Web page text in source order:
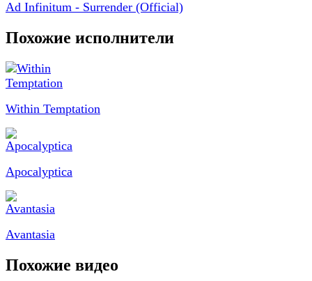
Ad Infinitum - Surrender (Official)
Похожие исполнители
Within Temptation
Apocalyptica
Avantasia
Похожие видео